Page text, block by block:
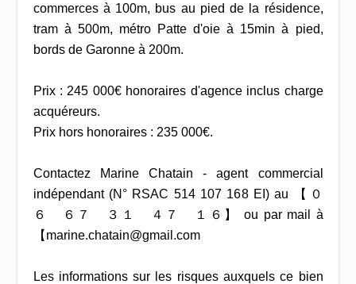
commerces à 100m, bus au pied de la résidence,
tram à 500m, métro Patte d'oie à 15min à pied,
bords de Garonne à 200m.
Prix : 245 000€ honoraires d'agence inclus charge
acquéreurs.
Prix hors honoraires : 235 000€.
Contactez Marine Chatain - agent commercial
indépendant (N° RSAC 514 107 168 EI) au 【 ０
６ ６７ ３１ ４７ １６】 ou par mail à
【marine.chatain@gmail.com
Les informations sur les risques auxquels ce bien